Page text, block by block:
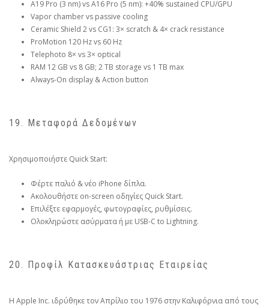
A19 Pro (3 nm) vs A16 Pro (5 nm): +40% sustained CPU/GPU
Vapor chamber vs passive cooling
Ceramic Shield 2 vs CG1: 3× scratch & 4× crack resistance
ProMotion 120 Hz vs 60 Hz
Telephoto 8× vs 3× optical
RAM 12 GB vs 8 GB; 2 TB storage vs 1 TB max
Always-On display & Action button
19. Μεταφορά Δεδομένων
Χρησιμοποιήστε Quick Start:
Φέρτε παλιό & νέο iPhone δίπλα.
Ακολουθήστε on-screen οδηγίες Quick Start.
Επιλέξτε εφαρμογές, φωτογραφίες, ρυθμίσεις.
Ολοκληρώστε ασύρματα ή με USB-C to Lightning.
20. Προφίλ Κατασκευάστριας Εταιρείας
H Apple Inc. ιδρύθηκε τον Απρίλιο του 1976 στην Καλιφόρνια από τους